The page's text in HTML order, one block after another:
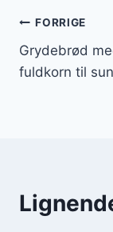
FORRIGE
Grydebrød
fuldkorn til